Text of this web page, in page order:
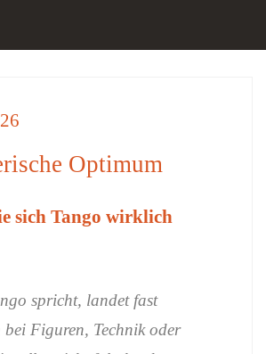
Optimum
sich Tango wirklich
spricht, landet fast
bei Figuren, Technik oder